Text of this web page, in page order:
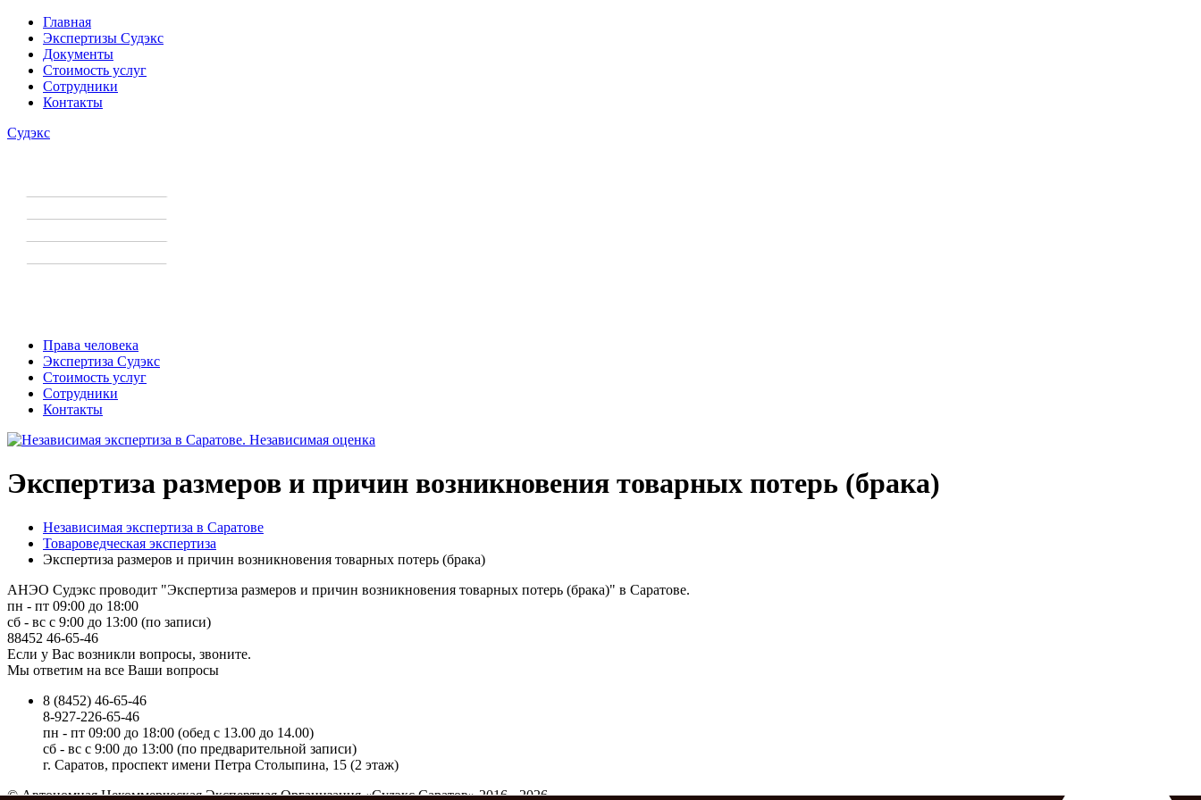
Главная
Экспертизы Судэкс
Документы
Стоимость услуг
Сотрудники
Контакты
Судэкс
Права человека
Экспертиза Судэкс
Стоимость услуг
Сотрудники
Контакты
Экспертиза размеров и причин возникновения товарных потерь (брака)
Независимая экспертиза в Саратове
Товароведческая экспертиза
Экспертиза размеров и причин возникновения товарных потерь (брака)
АНЭО Судэкс проводит "Экспертиза размеров и причин возникновения товарных потерь (брака)" в Саратове.
пн - пт 09:00 до 18:00
сб - вс с 9:00 до 13:00 (по записи)
88452 46-65-46
Если у Вас возникли вопросы, звоните.
Мы ответим на все Ваши вопросы
8 (8452) 46-65-46
8-927-226-65-46
пн - пт 09:00 до 18:00 (обед c 13.00 до 14.00)
сб - вс с 9:00 до 13:00 (по предварительной записи)
г. Саратов, проспект имени Петра Столыпина, 15 (2 этаж)
© Автономная Некоммерческая Экспертная Организация «Судэкс Саратов» 2016 - 2026